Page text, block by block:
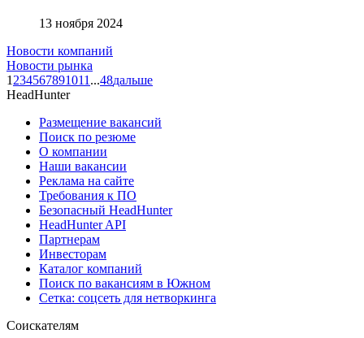
13 ноября 2024
Новости компаний
Новости рынка
1 234567891011 ...48дальше
HeadHunter
Размещение вакансий
Поиск по резюме
О компании
Наши вакансии
Реклама на сайте
Требования к ПО
Безопасный HeadHunter
HeadHunter API
Партнерам
Инвесторам
Каталог компаний
Поиск по вакансиям в Южном
Сетка: соцсеть для нетворкинга
Соискателям